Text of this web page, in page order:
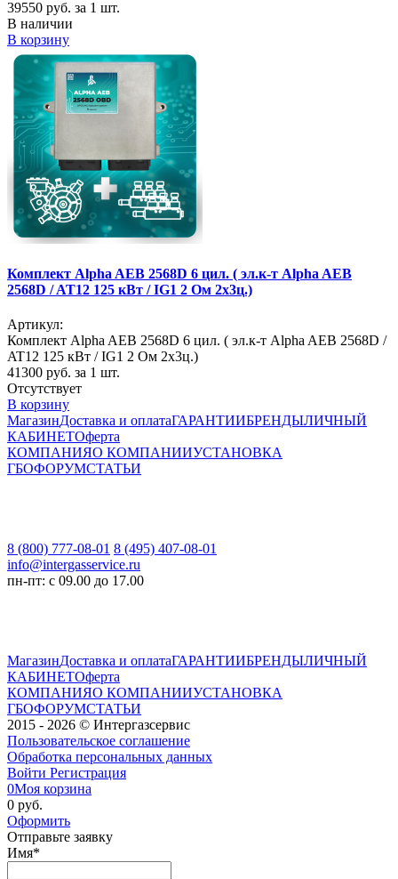
39550 руб. за 1 шт.
В наличии
В корзину
Комплект Alpha AEB 2568D 6 цил. ( эл.к-т Alpha AEB
2568D / AT12 125 кВт / IG1 2 Ом 2х3ц.)
Артикул:
Комплект Alpha AEB 2568D 6 цил. ( эл.к-т Alpha AEB 2568D /
AT12 125 кВт / IG1 2 Ом 2х3ц.)
41300 руб. за 1 шт.
Отсутствует
В корзину
МагазинДоставка и оплатаГАРАНТИИБРЕНДЫЛИЧНЫЙ
КАБИНЕТОферта
КОМПАНИЯО КОМПАНИИУСТАНОВКА
ГБОФОРУМСТАТЬИ
8 (800) 777-08-01 8 (495) 407-08-01
info@intergasservice.ru
пн-пт: с 09.00 до 17.00
МагазинДоставка и оплатаГАРАНТИИБРЕНДЫЛИЧНЫЙ
КАБИНЕТОферта
КОМПАНИЯО КОМПАНИИУСТАНОВКА
ГБОФОРУМСТАТЬИ
2015 - 2026 © Интергазсервис
Пользовательское соглашение
Обработка персональных данных
Войти Регистрация
0Моя корзина
0 руб.
Оформить
Отправьте заявку
Имя*